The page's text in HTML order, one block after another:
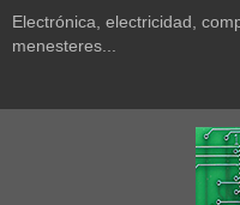
Electrónica, electricidad,
menesteres...